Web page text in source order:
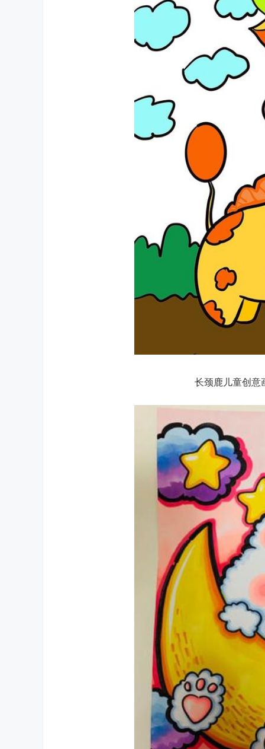
长颈鹿儿童创意